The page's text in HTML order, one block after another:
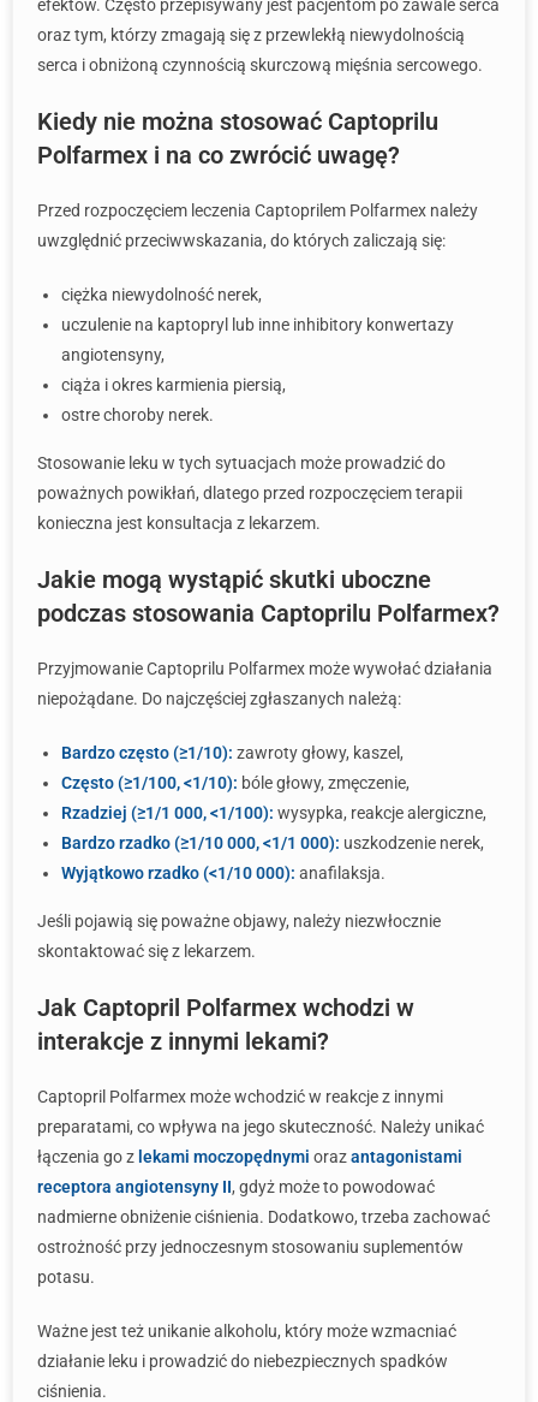
efektów. Często przepisywany jest pacjentom po zawale serca
oraz tym, którzy zmagają się z przewlekłą niewydolnością
serca i obniżoną czynnością skurczową mięśnia sercowego.
Kiedy nie można stosować Captoprilu
Polfarmex i na co zwrócić uwagę?
Przed rozpoczęciem leczenia Captoprilem Polfarmex należy
uwzględnić przeciwwskazania, do których zaliczają się:
ciężka niewydolność nerek,
uczulenie na kaptopryl lub inne inhibitory konwertazy
angiotensyny,
ciąża i okres karmienia piersią,
ostre choroby nerek.
Stosowanie leku w tych sytuacjach może prowadzić do
poważnych powikłań, dlatego przed rozpoczęciem terapii
konieczna jest konsultacja z lekarzem.
Jakie mogą wystąpić skutki uboczne
podczas stosowania Captoprilu Polfarmex?
Przyjmowanie Captoprilu Polfarmex może wywołać działania
niepożądane. Do najczęściej zgłaszanych należą:
Bardzo często (≥1/10): zawroty głowy, kaszel,
Często (≥1/100, <1/10): bóle głowy, zmęczenie,
Rzadziej (≥1/1 000, <1/100): wysypka, reakcje alergiczne,
Bardzo rzadko (≥1/10 000, <1/1 000): uszkodzenie nerek,
Wyjątkowo rzadko (<1/10 000): anafilaksja.
Jeśli pojawią się poważne objawy, należy niezwłocznie
skontaktować się z lekarzem.
Jak Captopril Polfarmex wchodzi w
interakcje z innymi lekami?
Captopril Polfarmex może wchodzić w reakcje z innymi
preparatami, co wpływa na jego skuteczność. Należy unikać
łączenia go z lekami moczopędnymi orazantagonistami
receptora angiotensyny II, gdyż może to powodować
nadmierne obniżenie ciśnienia. Dodatkowo, trzeba zachować
ostrożność przy jednoczesnym stosowaniu suplementów
potasu.
Ważne jest też unikanie alkoholu, który może wzmacniać
działanie leku i prowadzić do niebezpiecznych spadków
ciśnienia.